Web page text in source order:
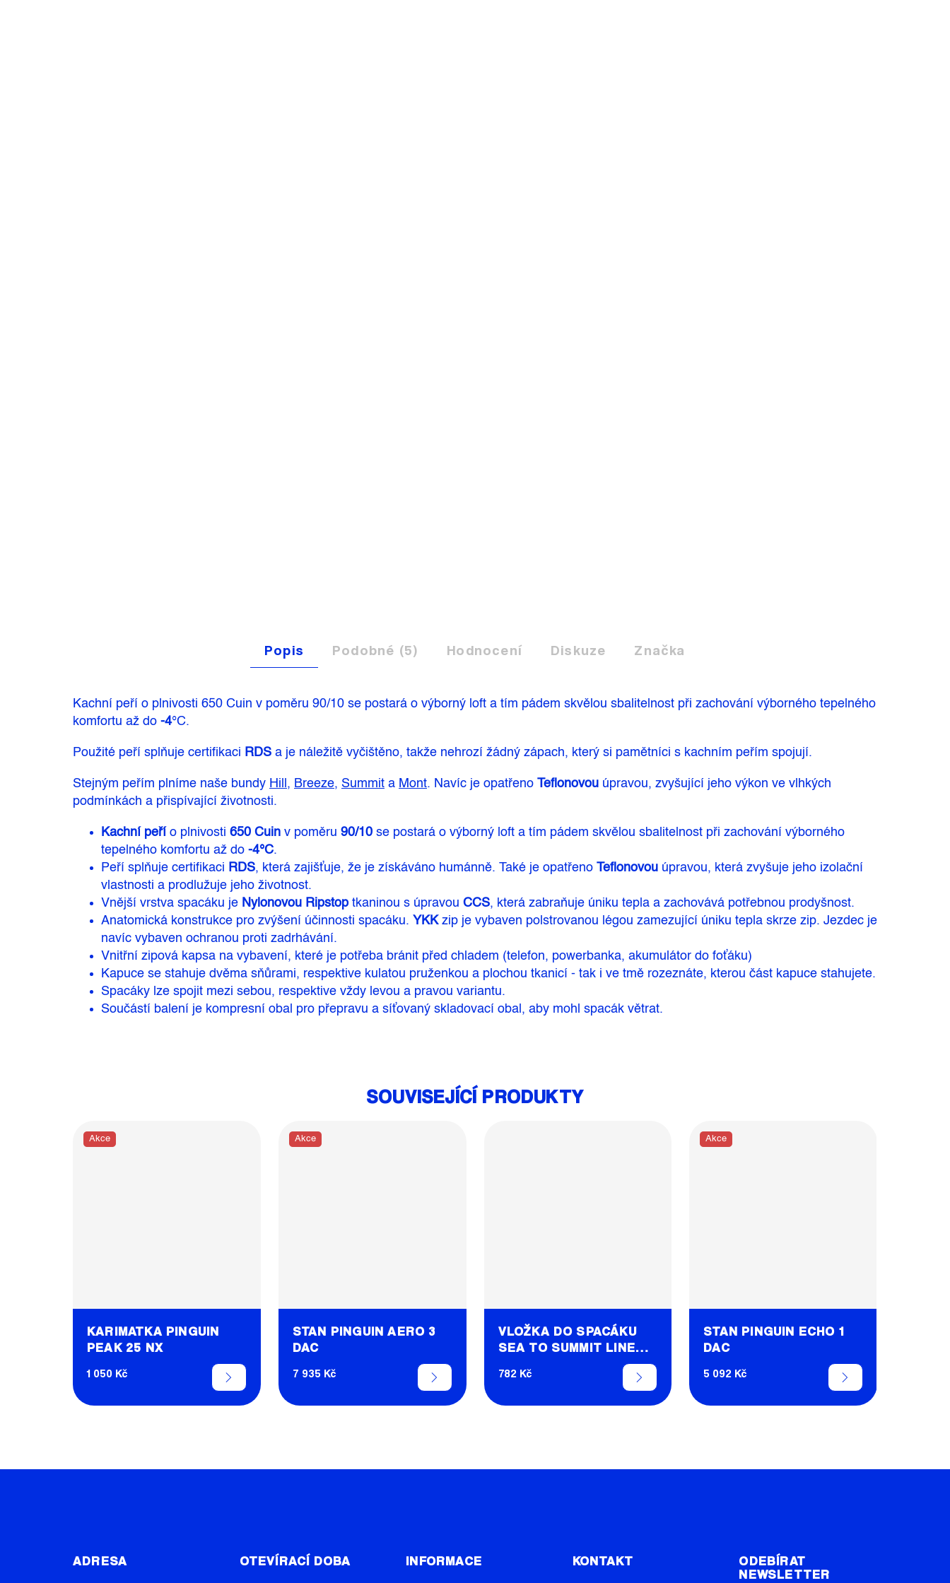
SOUVISEJÍCÍ PRODUKTY
Akce
KARIMATKA PINGUIN
PEAK 25 NX
1 050 Kč
Akce
STAN PINGUIN AERO 3
DAC
7 935 Kč
VLOŽKA DO SPACÁKU
SEA TO SUMMIT LINER
782 Kč
Akce
STAN PINGUIN ECHO 1
DAC
5 092 Kč
Popis Podobné (5) Hodnocení Diskuze Značka
Kachní peří o plnivosti 650 Cuin v poměru 90/10 se postará o výborný loft a tím pádem skvělou sbalitelnost při zachování výborného tepelného
komfortu až do -4°C.
Použité peří splňuje certifikaci RDS a je náležitě vyčištěno, takže nehrozí žádný zápach, který si pamětníci s kachním peřím spojují.
Stejným peřím plníme naše bundy Hill , Breeze, Summit a Mont. Navíc je opatřeno Teflonovou úpravou, zvyšující jeho výkon ve vlhkých
podmínkách a přispívající životnosti.
Kachní peří o plnivosti 650 Cuin v poměru 90/10 se postará o výborný loft a tím pádem skvělou sbalitelnost při zachování výborného
tepelného komfortu až do -4°C.
Peří splňuje certifikaci RDS, která zajišťuje, že je získáváno humánně. Také je opatřeno Teflonovou úpravou, která zvyšuje jeho izolační
vlastnosti a prodlužuje jeho životnost.
Vnější vrstva spacáku je Nylonovou Ripstop tkaninou s úpravou CCS, která zabraňuje úniku tepla a zachovává potřebnou prodyšnost.
Anatomická konstrukce pro zvýšení účinnosti spacáku. YKKzip je vybaven polstrovanou légou zamezující úniku tepla skrze zip. Jezdec je
navíc vybaven ochranou proti zadrhávání.
Vnitřní zipová kapsa na vybavení, které je potřeba bránit před chladem (telefon, powerbanka, akumulátor do foťáku)
Kapuce se stahuje dvěma sňůrami, respektive kulatou pruženkou a plochou tkanicí - tak i ve tmě rozeznáte, kterou část kapuce stahujete.
Spacáky lze spojit mezi sebou, respektive vždy levou a pravou variantu.
Součástí balení je kompresní obal pro přepravu a síťovaný skladovací obal, aby mohl spacák větrat.
ADRESA OTEVÍRACÍ DOBA INFORMACE KONTAKT
ODEBÍRAT
NEWSLETTER